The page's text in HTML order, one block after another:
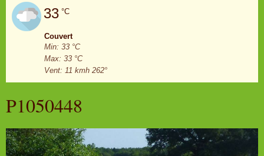
33 °C
Couvert
Min: 33 °C
Max: 33 °C
Vent: 11 kmh 262°
P1050448